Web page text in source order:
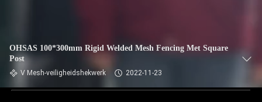
OHSAS 100*300mm Rigid Welded Mesh Fencing Met Square
Post
V Mesh-veiligheidshekwerk 2022-11-23